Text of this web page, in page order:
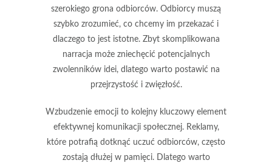
szerokiego grona odbiorców. Odbiorcy muszą
szybko zrozumieć, co chcemy im przekazać i
dlaczego to jest istotne. Zbyt skomplikowana
narracja może zniechęcić potencjalnych
zwolenników idei, dlatego warto postawić na
przejrzystość i zwięzłość.
Wzbudzenie emocji to kolejny kluczowy element
efektywnej komunikacji społecznej. Reklamy,
które potrafią dotknąć uczuć odbiorców, często
zostają dłużej w pamięci. Dlatego warto